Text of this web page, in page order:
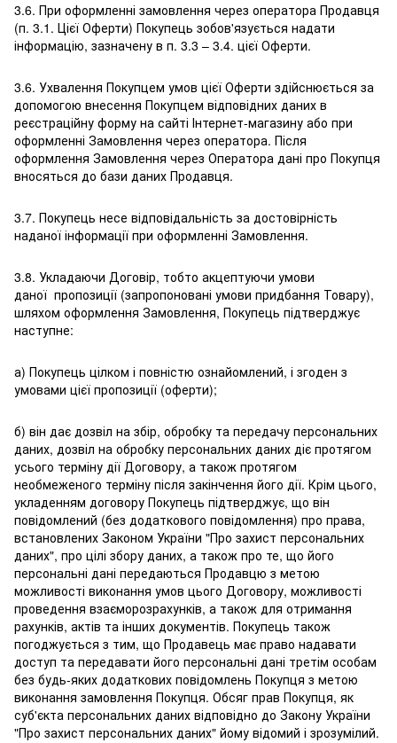
3.6. При оформленні замовлення через оператора Продавця
(п. 3.1. Цієї Оферти) Покупець зобов'язується надати
інформацію, зазначену в п. 3.3 – 3.4. цієї Оферти.
3.6. Ухвалення Покупцем умов цієї Оферти здійснюється за
допомогою внесення Покупцем відповідних даних в
реєстраційну форму на сайті Інтернет-магазину або при
оформленні Замовлення через оператора. Після
оформлення Замовлення через Оператора дані про Покупця
вносяться до бази даних Продавця.
3.7. Покупець несе відповідальність за достовірність
наданої інформації при оформленні Замовлення.
3.8. Укладаючи Договір, тобто акцептуючи умови
даної пропозиції (запропоновані умови придбання Товару),
шляхом оформлення Замовлення, Покупець підтверджує
наступне:
а) Покупець цілком і повністю ознайомлений, і згоден з
умовами цієї пропозиції (оферти);
б) він дає дозвіл на збір, обробку та передачу персональних
даних, дозвіл на обробку персональних даних діє протягом
усього терміну дії Договору, а також протягом
необмеженого терміну після закінчення його дії. Крім цього,
укладенням договору Покупець підтверджує, що він
повідомлений (без додаткового повідомлення) про права,
встановлених Законом України "Про захист персональних
даних", про цілі збору даних, а також про те, що його
персональні дані передаються Продавцю з метою
можливості виконання умов цього Договору, можливості
проведення взаєморозрахунків, а також для отримання
рахунків, актів та інших документів. Покупець також
погоджується з тим, що Продавець має право надавати
доступ та передавати його персональні дані третім особам
без будь-яких додаткових повідомлень Покупця з метою
виконання замовлення Покупця. Обсяг прав Покупця, як
суб'єкта персональних даних відповідно до Закону України
"Про захист персональних даних" йому відомий і зрозумілий.